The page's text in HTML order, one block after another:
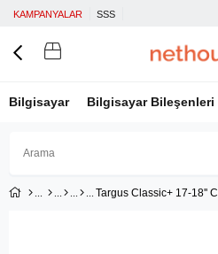
KAMPANYALAR SSS
Bilgisayar Bilgisayar Bileşenleri
Üye Girişi